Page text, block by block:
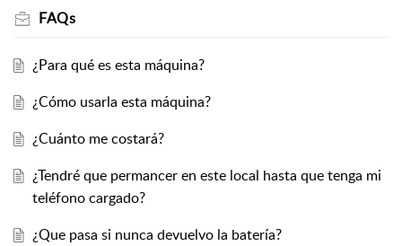
FAQs
¿Para qué es esta máquina?
¿Cómo usarla esta máquina?
¿Cuánto me costará?
¿Tendré que permancer en este local hasta que tenga mi
teléfono cargado?
¿Que pasa si nunca devuelvo la batería?